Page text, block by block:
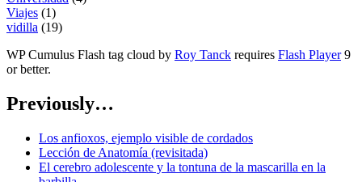
Viajes (1)
vidilla (19)
WP Cumulus Flash tag cloud by Roy Tanck requires Flash Player9
or better.
Previously…
Los anfioxos, ejemplo visible de cordados
Lección de Anatomía (revisitada)
El cerebro adolescente y la tontuna de la mascarilla en la